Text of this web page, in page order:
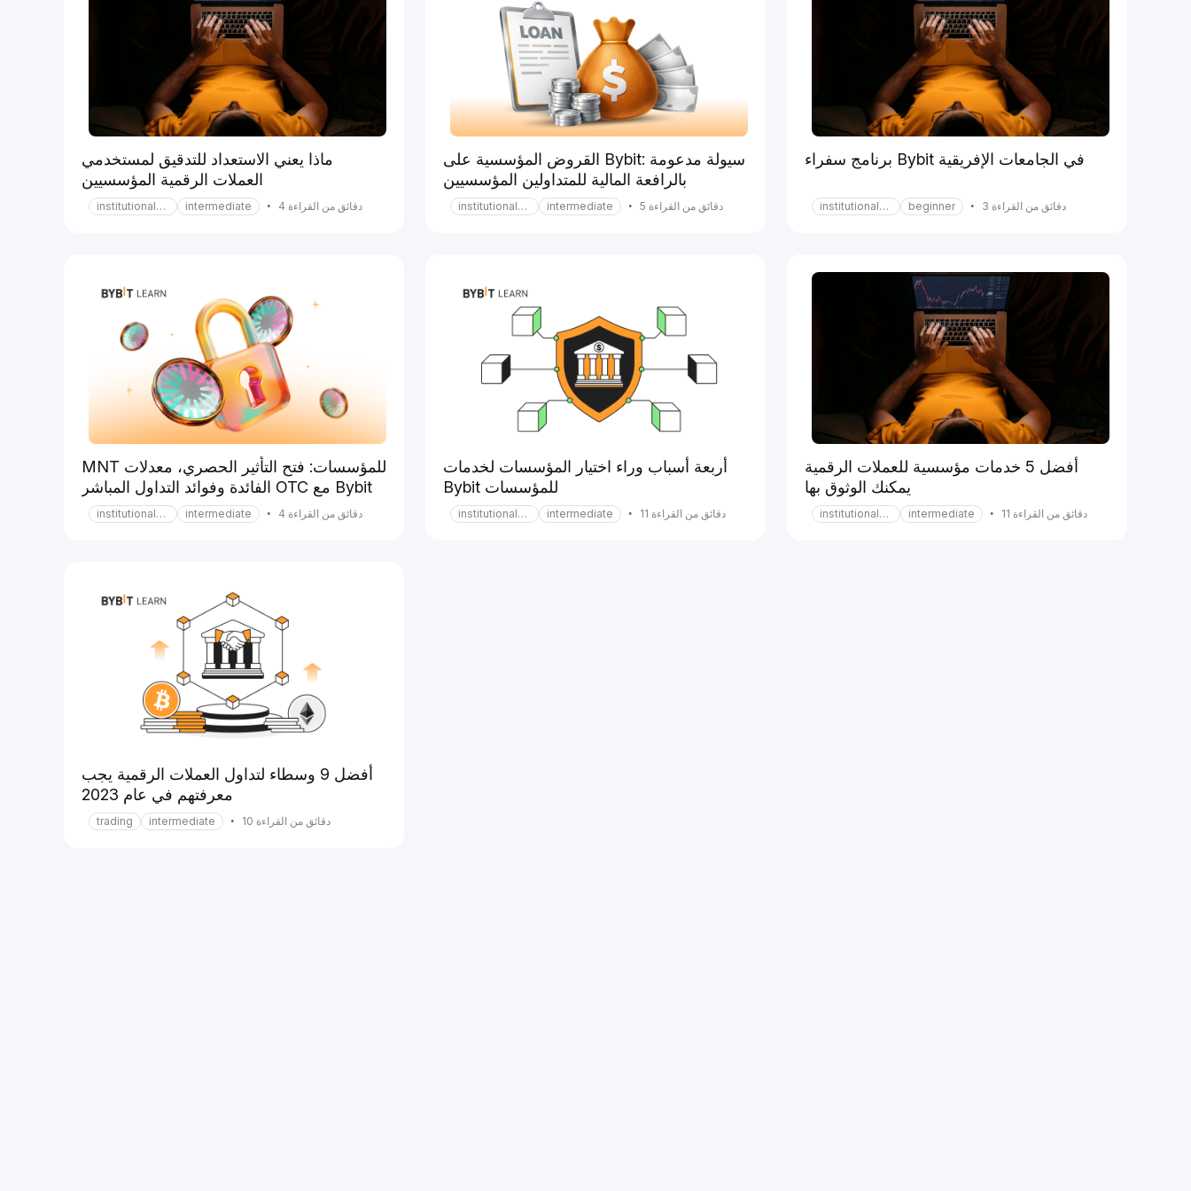
ماذا يعني الاستعداد للتدقيق لمستخدمي
العملات الرقمية المؤسسيين
institutional-services intermediate • دقائق من القراءة 4
القروض المؤسسية على Bybit: سيولة مدعومة
بالرافعة المالية للمتداولين المؤسسيين
institutional-services intermediate • دقائق من القراءة 5
برنامج سفراء Bybit في الجامعات الإفريقية
institutional-services beginner • دقائق من القراءة 3
MNT للمؤسسات: فتح التأثير الحصري، معدلات
الفائدة وفوائد التداول المباشر OTC مع Bybit
institutional-services intermediate • دقائق من القراءة 4
أربعة أسباب وراء اختيار المؤسسات لخدمات
Bybit للمؤسسات
institutional-services intermediate • دقائق من القراءة 11
أفضل 5 خدمات مؤسسية للعملات الرقمية
يمكنك الوثوق بها
institutional-services intermediate • دقائق من القراءة 11
أفضل 9 وسطاء لتداول العملات الرقمية يجب
معرفتهم في عام 2023
trading intermediate • دقائق من القراءة 10